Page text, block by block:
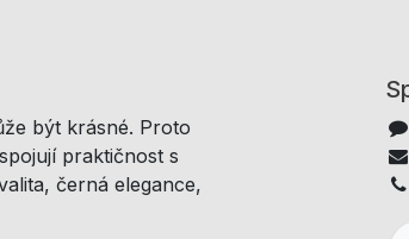
být krásné. Proto
praktičnost s
černá elegance,